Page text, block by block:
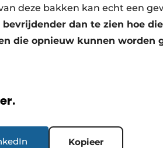
deze bakken kan echt een
bevrijdender dan te zien hoe
die opnieuw kunnen worden
Kopieer